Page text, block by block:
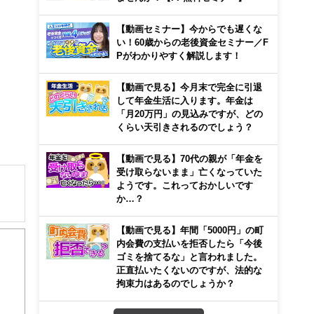
【動画セミナー】今からでも遅くな
い！60歳からの老後資金セミナー／F
Pがわかりやすく解説します！
【動画で見る】今月末で完全に引退
して年金生活に入ります。年金は
「月20万円」の見込みですが、どの
くらい天引きされるのでしょう？
【動画で見る】70代の親が「年金を
受け取らないまま」亡くなっていた
ようです。これっておかしいです
か…？
【動画で見る】年間「5000円」の町
内会費の支払いを拒否したら「今後
ゴミを捨てるな」と言われました。
正直払いたくないのですが、法的な
拘束力はあるのでしょうか？